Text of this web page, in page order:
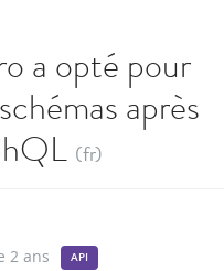
a opté pour
après
(fr)
2 ans API